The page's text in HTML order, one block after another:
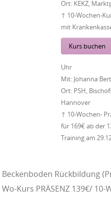
Ort: KEKZ,
↑ 10-Wochen-
mit
Kurs buchen
Uhr
Mit: Johanna
Ort: PSH,
Hannover
↑ 10-Wochen-
für 169€ ab der
Training am
Beckenboden Rückbildung
Wo-Kurs PRÄSENZ 139€/ 10-